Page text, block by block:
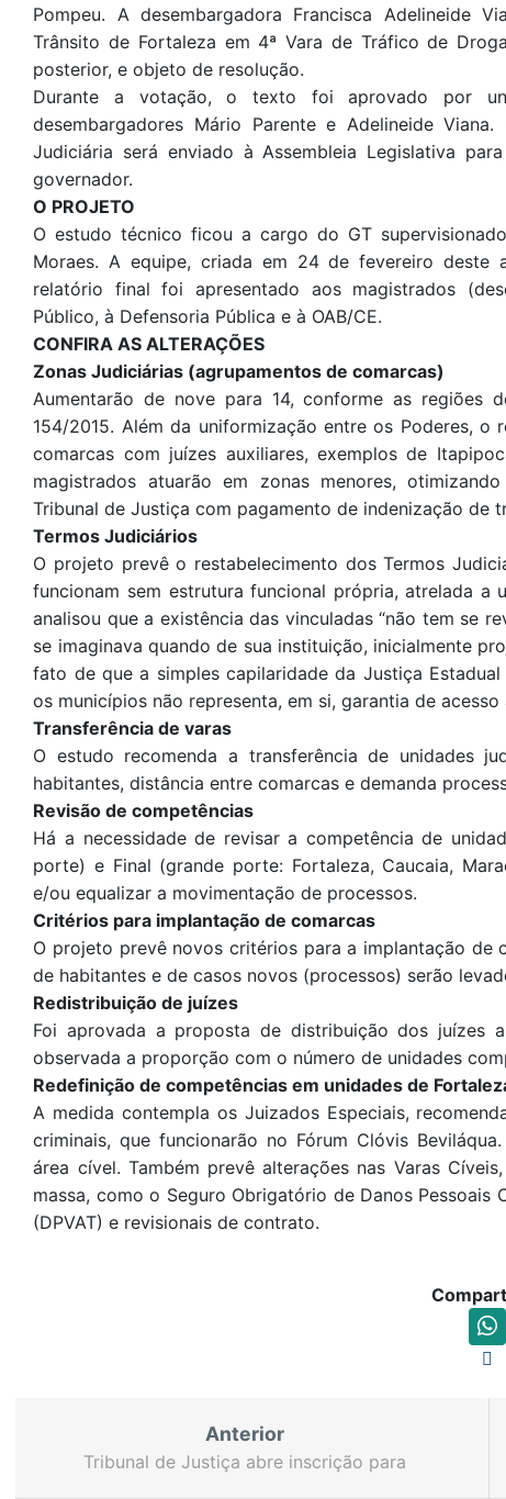
Pompeu. A desembargadora Francisca Adelineide
Trânsito de Fortaleza em 4ª Vara de Tráfico de
posterior, e objeto de resolução.
Durante a votação, o texto foi aprovado por
desembargadores Mário Parente e Adelineide
Judiciária será enviado à Assembleia Legislativa
governador.
O PROJETO
O estudo técnico ficou a cargo do GT
Moraes. A equipe, criada em 24 de fevereiro
relatório final foi apresentado aos magistrados
Público, à Defensoria Pública e à OAB/CE.
CONFIRA AS ALTERAÇÕES
Zonas Judiciárias (agrupamentos de comarcas)
Aumentarão de nove para 14, conforme as regiões
154/2015. Além da uniformização entre os Poderes, o
comarcas com juízes auxiliares, exemplos de
magistrados atuarão em zonas menores,
Tribunal de Justiça com pagamento de indenização de
Termos Judiciários
O projeto prevê o restabelecimento dos Termos
funcionam sem estrutura funcional própria, atrelada
analisou que a existência das vinculadas “não tem se
se imaginava quando de sua instituição, inicialmente
fato de que a simples capilaridade da Justiça
os municípios não representa, em si, garantia de acesso
Transferência de varas
O estudo recomenda a transferência de unidades
habitantes, distância entre comarcas e demanda
Revisão de competências
Há a necessidade de revisar a competência de
porte) e Final (grande porte: Fortaleza, Caucaia,
e/ou equalizar a movimentação de processos.
Critérios para implantação de comarcas
O projeto prevê novos critérios para a implantação de
de habitantes e de casos novos (processos) serão
Redistribuição de juízes
Foi aprovada a proposta de distribuição dos juízes
observada a proporção com o número de unidades
Redefinição de competências em unidades de
A medida contempla os Juizados Especiais,
criminais, que funcionarão no Fórum Clóvis
área cível. Também prevê alterações nas Varas
massa, como o Seguro Obrigatório de Danos
(DPVAT) e revisionais de contrato.
Anterior
Tribunal de Justiça abre inscrição para